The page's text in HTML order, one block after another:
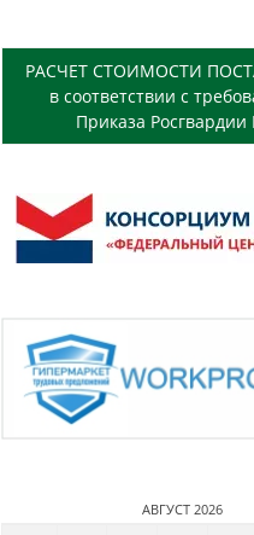
РАСЧЕТ СТОИМОСТИ
в соответствии с
Приказа
АВГУСТ 2026